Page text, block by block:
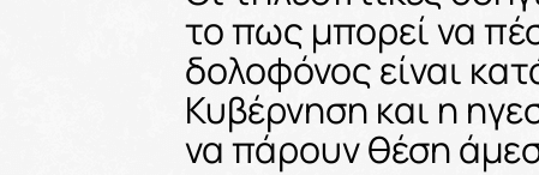
το πως μπορεί να
δολοφόνος είναι
Κυβέρνηση και η
να πάρουν θέση